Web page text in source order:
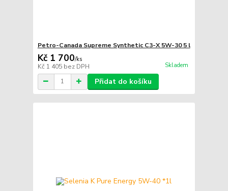
Petro-Canada Supreme Synthetic C3-X 5W-30 5 l
Kč 1 700/ks
Kč 1 405 bez DPH Skladem
Přidat do košíku